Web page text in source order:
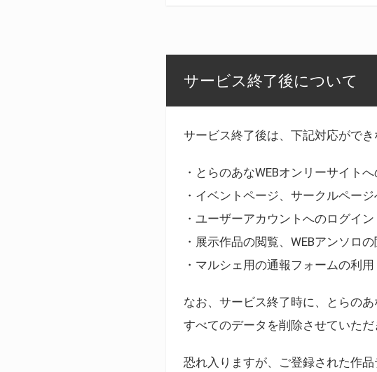
サービス終了後について
サービス終了後は、下記対応ができ
・とらのあなWEBオンリーサイト
・イベントページ、サークルペー
・ユーザーアカウントへのログイン
・展示作品の閲覧、WEBアンソロ
・マルシェ用の通報フォームの利用
なお、サービス終了時に、とらの
すべてのデータを削除させていただ
恐れ入りますが、ご登録された作